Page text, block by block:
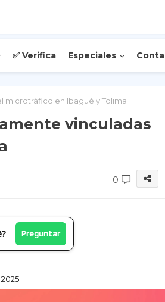
✅ Verifica Especiales
microtráfico en Ibagué y Tolima
vinculadas
0
Preguntar